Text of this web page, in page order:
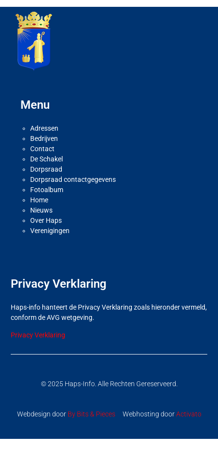
Menu
Adressen
Bedrijven
Contact
De Schakel
Dorpsraad
Dorpsraad contactgegevens
Fotoalbum
Home
Nieuws
Over Haps
Verenigingen
Privacy Verklaring
Haps-info hanteert de Privacy Verklaring zoals hieronder vermeld,
conform de AVG wetgeving.
Privacy Verklaring
© 2025 Haps-Info. Alle Rechten Gereserveerd.
Webdesign door By Bits & PiecesWebhosting doorActivato